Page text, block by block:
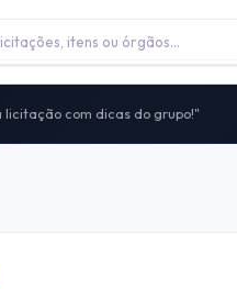
licitação com dicas do grupo!"
sem spam, só networking real